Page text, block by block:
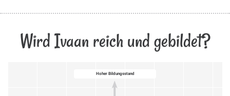
Wird Ivaan reich und gebildet?
Hoher Bildungsstand